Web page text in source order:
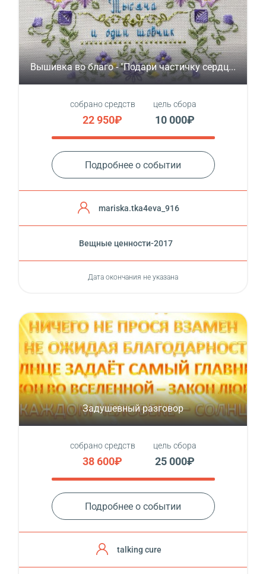
Вышивка во благо - "Подари частичку сердц...
собрано средств
22 950₽
цель сбора
10 000₽
Подробнее о событии
mariska.tka4eva_916
Вещные ценности-2017
Дата окончания не указана
Задушевный разговор
собрано средств
38 600₽
цель сбора
25 000₽
Подробнее о событии
talking cure